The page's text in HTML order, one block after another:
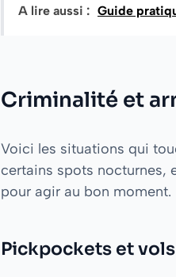
A lire aussi : Guide
Criminalité et
Voici les situations qui
certains spots nocturnes,
pour agir au bon moment.
Pickpockets et